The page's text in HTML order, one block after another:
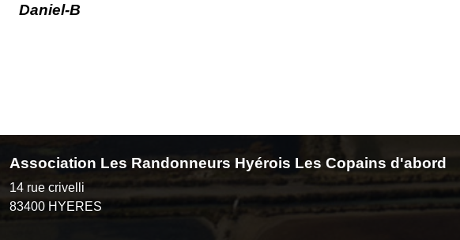
Daniel-B
Association Les Randonneurs Hyérois Les Copains d'abord
14 rue crivelli
83400 HYERES